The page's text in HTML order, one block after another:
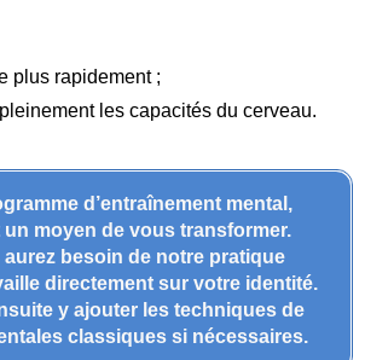
plus rapidement ;
les capacités du cerveau.
d’entraînement mental,
moyen de vous transformer.
aurez besoin de notre pratique
directement sur votre identité.
y ajouter les techniques de
classiques si nécessaires.